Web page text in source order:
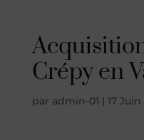
Crépy en
par admin-01 | 17 Juin